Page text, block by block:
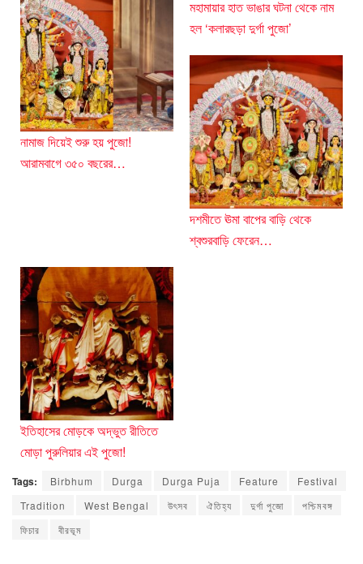
নামাজ দিয়েই শুরু হয় পুজো!
আরামবাগে ৩৫০ বছরের…
মহামায়ার হাত ভাঙার ঘটনা থেকে নাম
হল ‘কলারছড়া দুর্গা পুজো’
দশমীতে ঊমা বাপের বাড়ি থেকে
শ্বশুরবাড়ি ফেরেন…
ইতিহাসের মোড়কে অদ্ভুত রীতিতে
মোড়া পুরুলিয়ার এই পুজো!
Tags: Birbhum Durga Durga Puja Feature
Festival
Tradition
West Bengal উৎসব ঐতিহ্য দুর্গা পুজো
পশ্চিমবঙ্গ
ফিচার
বীরভূম